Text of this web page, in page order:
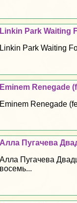
Linkin Park Waiting
Linkin Park Waiting
Eminem Renegade
Eminem Renegade
Алла Пугачева
Алла Пугачева
восемь...